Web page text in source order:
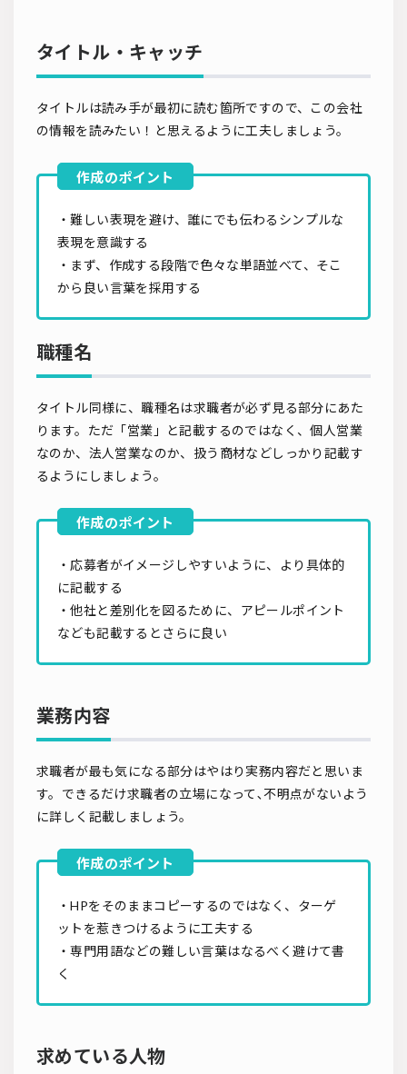
タイトル・キャッチ
タイトルは読み手が最初に読む箇所ですので、この会社
の情報を読みたい！と思えるように工夫しましょう。
・難しい表現を避け、誰にでも伝わるシンプルな
表現を意識する
・まず、作成する段階で色々な単語並べて、そこ
から良い言葉を採用する
職種名
タイトル同様に、職種名は求職者が必ず見る部分にあた
ります。ただ「営業」と記載するのではなく、個人営業
なのか、法人営業なのか、扱う商材などしっかり記載す
るようにしましょう。
・応募者がイメージしやすいように、より具体的
に記載する
・他社と差別化を図るために、アピールポイント
なども記載するとさらに良い
業務内容
求職者が最も気になる部分はやはり実務内容だと思いま
す。できるだけ求職者の立場になって､不明点がないよう
に詳しく記載しましょう。
・HPをそのままコピーするのではなく、ターゲ
ットを惹きつけるように工夫する
・専門用語などの難しい言葉はなるべく避けて書
く
求めている人物